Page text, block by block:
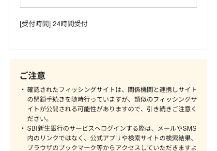
[受付時間] 24時間受付
ご注意
確認されたフィッシングサイトは、関係機関と連携しサイト
の閉鎖手続きを随時行っていますが、類似のフィッシングサ
イトが公開される可能性がありますので、引き続きご注意く
ださい。
SBI新生銀行のサービスへログインする際は、メールやSMS
内のリンクではなく、公式アプリや検索サイトの検索結果、
ブラウザのブックマーク等からアクセスしていただきますよ